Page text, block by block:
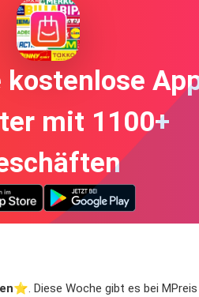
kostenlose
mit 1100+
⭐️. Diese Woche gibt es bei